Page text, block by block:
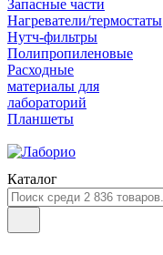
Запасные части
Нагреватели/термостаты
Нутч-фильтры
Полипропиленовые
Расходные
материалы для
лабораторий
Планшеты
Каталог